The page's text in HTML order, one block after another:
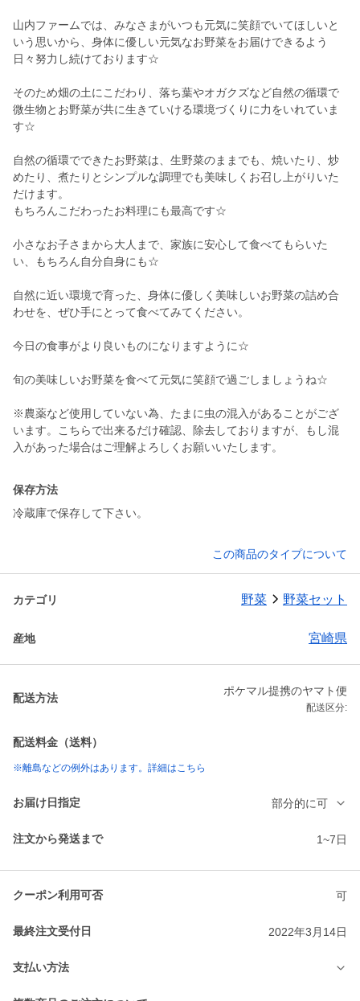
山内ファームでは、みなさまがいつも元気に笑顔でいてほしいと
いう思いから、身体に優しい元気なお野菜をお届けできるよう
日々努力し続けております☆
そのため畑の土にこだわり、落ち葉やオガクズなど自然の循環で
微生物とお野菜が共に生きていける環境づくりに力をいれていま
す☆
自然の循環でできたお野菜は、生野菜のままでも、焼いたり、炒
めたり、煮たりとシンプルな調理でも美味しくお召し上がりいた
だけます。
もちろんこだわったお料理にも最高です☆
小さなお子さまから大人まで、家族に安心して食べてもらいた
い、もちろん自分自身にも☆
自然に近い環境で育った、身体に優しく美味しいお野菜の詰め合
わせを、ぜひ手にとって食べてみてください。
今日の食事がより良いものになりますように☆
旬の美味しいお野菜を食べて元気に笑顔で過ごしましょうね☆
※農薬など使用していない為、たまに虫の混入があることがござ
います。こちらで出来るだけ確認、除去しておりますが、もし混
入があった場合はご理解よろしくお願いいたします。
保存方法
冷蔵庫で保存して下さい。
この商品のタイプについて
カテゴリ 野菜 野菜セット
産地 宮崎県
配送方法
ポケマル提携のヤマト便
配送区分:
配送料金（送料）
※離島などの例外はあります。詳細はこちら
お届け日指定 部分的に可
注文から発送まで 1~7日
クーポン利用可否 可
最終注文受付日 2022年3月14日
支払い方法